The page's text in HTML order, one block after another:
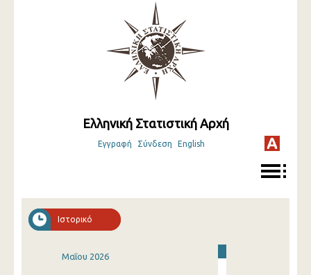
Ελληνική Στατιστική Αρχή
Εγγραφή Σύνδεση English
Ιστορικό
Μαΐου 2026